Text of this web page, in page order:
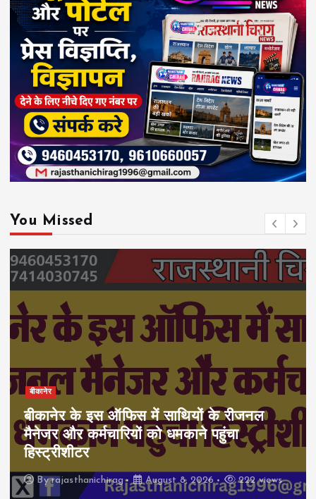
You Missed
बीकानेर
बीकानेर के इस ऑफिस में साथियों के रीजनल
मैनेजर और कर्मचारियों को धमकाने पहुंचा
हिस्ट्रीशीटर
Byrajasthanichirag August 8, 2026 222 views